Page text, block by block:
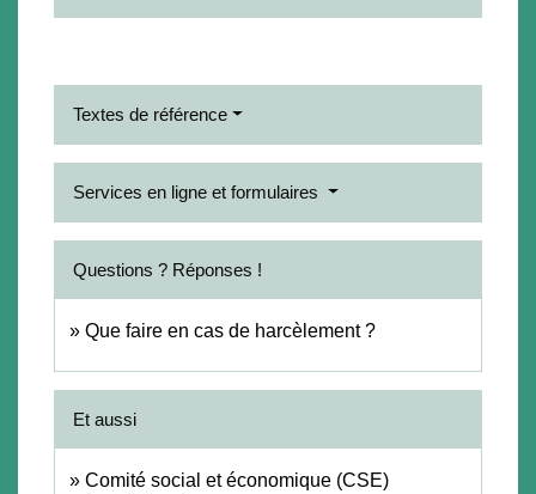
Textes de référence
Services en ligne et formulaires
Questions ? Réponses !
Que faire en cas de harcèlement ?
Et aussi
Comité social et économique (CSE)